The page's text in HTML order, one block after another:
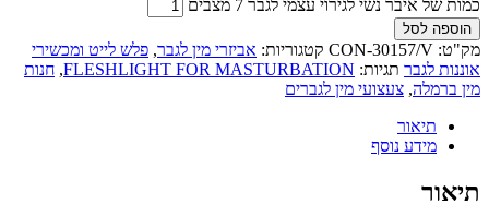
כמות של איבר נשי לגירוי עצמי לגבר 7 מצבים
הוספה לסל
מק"ט: CON-30157/V קטגוריות: אביזרי מין לגבר, פלש לייט ומכשירי
אוננות לגבר תגיות: FLESHLIGHT FOR MASTURBATION
, חנות
מין ברמלה, צעצועי מין לגברים
תיאור
מידע נוסף
תיאור